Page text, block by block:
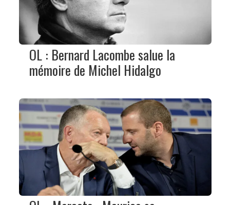
OL : Bernard Lacombe salue la
mémoire de Michel Hidalgo